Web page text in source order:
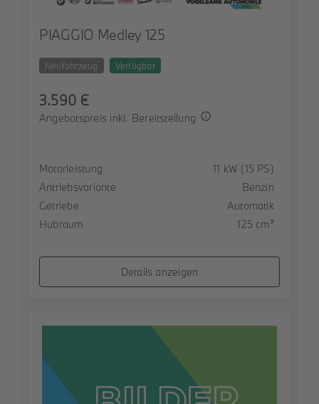
PIAGGIO Medley 125
Neufahrzeug Verfügbar
3.590 €
Angebotspreis inkl. Bereitstellung
SpezifikationWert
Motorleistung
11 kW (15 PS)
Antriebsvariante
Benzin
Getriebe
Automatik
Hubraum
125 cm³
Details anzeigen